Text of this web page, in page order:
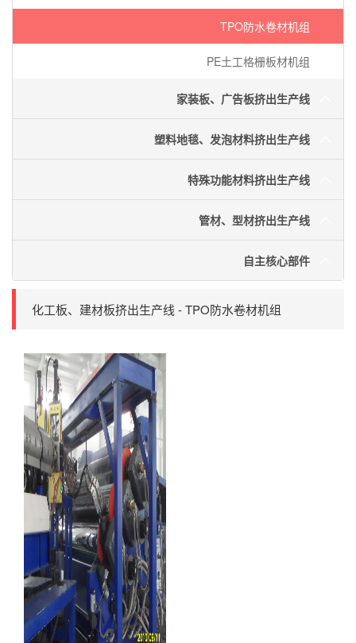
TPO防水卷材机组
PE土工格栅板材机组
家装板、广告板挤出生产线
塑料地毯、发泡材料挤出生产线
特殊功能材料挤出生产线
管材、型材挤出生产线
自主核心部件
化工板、建材板挤出生产线 - TPO防水卷材机组